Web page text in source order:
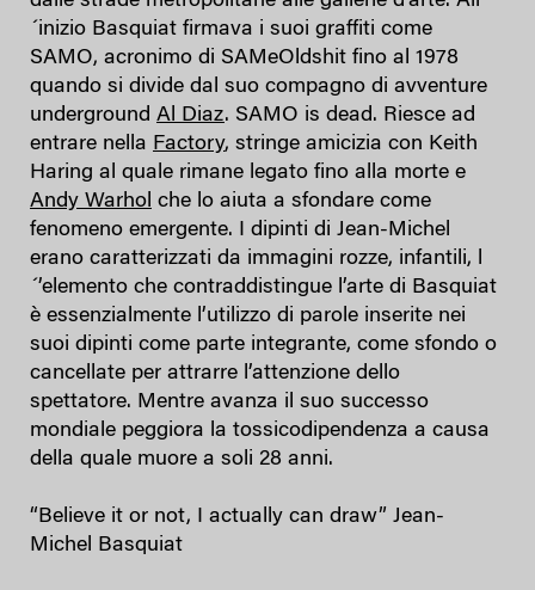
´inizio Basquiat firmava i suoi graffiti come
SAMO, acronimo di SAMeOldshit fino al 1978
quando si divide dal suo compagno di avventure
underground Al Diaz. SAMO is dead. Riesce ad
entrare nella Factory, stringe amicizia con Keith
Haring al quale rimane legato fino alla morte e
Andy Warhol che lo aiuta a sfondare come
fenomeno emergente. I dipinti di Jean-Michel
erano caratterizzati da immagini rozze, infantili, l
´’elemento che contraddistingue l’arte di Basquiat
è essenzialmente l’utilizzo di parole inserite nei
suoi dipinti come parte integrante, come sfondo o
cancellate per attrarre l’attenzione dello
spettatore. Mentre avanza il suo successo
mondiale peggiora la tossicodipendenza a causa
della quale muore a soli 28 anni.
“Believe it or not, I actually can draw” Jean-
Michel Basquiat